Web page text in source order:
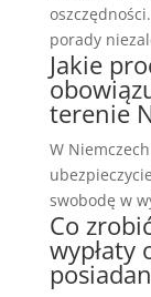
porady
Jakie
terenie
W
swobodę w
Co
wypłaty